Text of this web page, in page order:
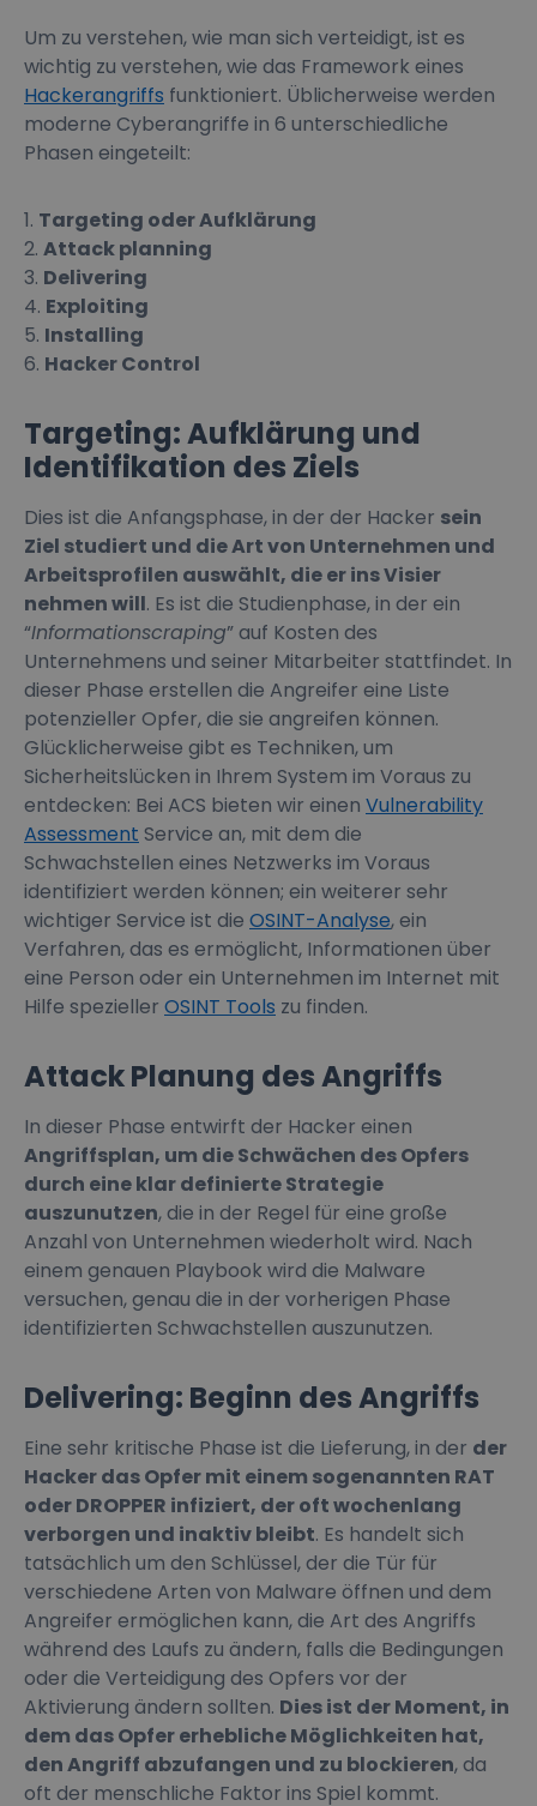
Um zu verstehen, wie man sich verteidigt, ist es
wichtig zu verstehen, wie das Framework eines
Hackerangriffs funktioniert. Üblicherweise werden
moderne Cyberangriffe in 6 unterschiedliche
Phasen eingeteilt:
Targeting oder Aufklärung
Attack planning
Delivering
Exploiting
Installing
Hacker Control
Targeting: Aufklärung und
Identifikation des Ziels
Dies ist die Anfangsphase, in der der Hacker sein
Ziel studiert und die Art von Unternehmen und
Arbeitsprofilen auswählt, die er ins Visier
nehmen will. Es ist die Studienphase, in der ein
“Informationscraping” auf Kosten des
Unternehmens und seiner Mitarbeiter stattfindet. In
dieser Phase erstellen die Angreifer eine Liste
potenzieller Opfer, die sie angreifen können.
Glücklicherweise gibt es Techniken, um
Sicherheitslücken in Ihrem System im Voraus zu
entdecken: Bei ACS bieten wir einen Vulnerability
Assessment Service an, mit dem die
Schwachstellen eines Netzwerks im Voraus
identifiziert werden können; ein weiterer sehr
wichtiger Service ist die OSINT-Analyse, ein
Verfahren, das es ermöglicht, Informationen über
eine Person oder ein Unternehmen im Internet mit
Hilfe spezieller OSINT Tools zu finden.
Attack Planung des Angriffs
In dieser Phase entwirft der Hacker einen
Angriffsplan, um die Schwächen des Opfers
durch eine klar definierte Strategie
auszunutzen, die in der Regel für eine große
Anzahl von Unternehmen wiederholt wird. Nach
einem genauen Playbook wird die Malware
versuchen, genau die in der vorherigen Phase
identifizierten Schwachstellen auszunutzen.
Delivering: Beginn des Angriffs
Eine sehr kritische Phase ist die Lieferung, in der der
Hacker das Opfer mit einem sogenannten RAT
oder DROPPER infiziert, der oft wochenlang
verborgen und inaktiv bleibt. Es handelt sich
tatsächlich um den Schlüssel, der die Tür für
verschiedene Arten von Malware öffnen und dem
Angreifer ermöglichen kann, die Art des Angriffs
während des Laufs zu ändern, falls die Bedingungen
oder die Verteidigung des Opfers vor der
Aktivierung ändern sollten. Dies ist der Moment, in
dem das Opfer erhebliche Möglichkeiten hat,
den Angriff abzufangen und zu blockieren, da
oft der menschliche Faktor ins Spiel kommt.